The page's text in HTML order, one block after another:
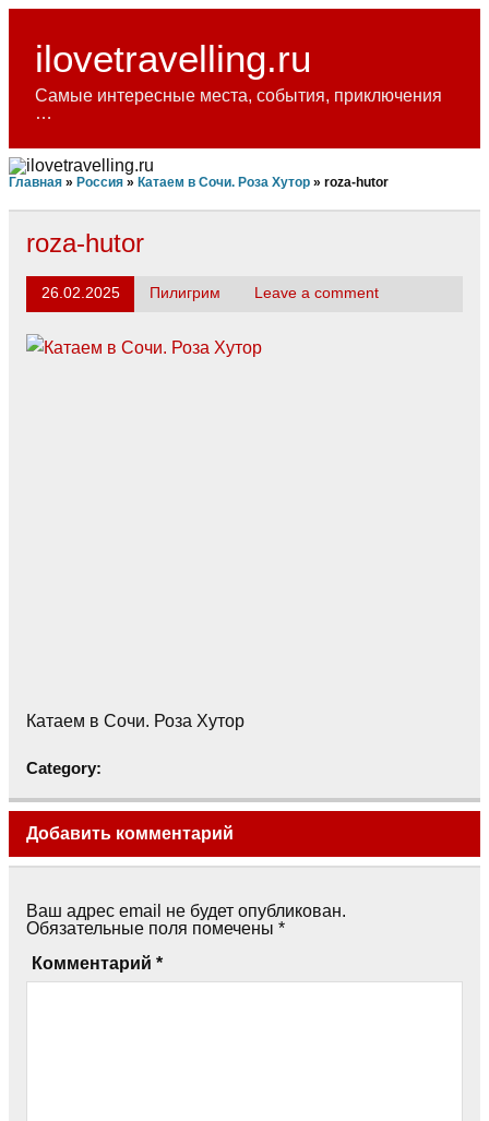
Skip
contentilovetravelling.ru
Самые интересные места, события, приключения
…
Главная » Россия » Катаем в Сочи. Роза Хутор » roza-hutor
roza-hutor
26.02.2025 Пилигрим Leave a comment
Катаем в Сочи. Роза Хутор
Category:
Добавить комментарий
Ваш адрес email не будет опубликован.
Обязательные поля помечены *
Комментарий *